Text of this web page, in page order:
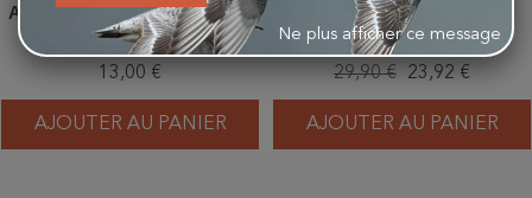
Arachides décortiquées - Sac
de 2 kg
13,00 €
AJOUTER AU PANIER
Il faut sauver nos oiseaux !
29,90 € 23,92 €
AJOUTER AU PANIER
Ne plus afficher ce message